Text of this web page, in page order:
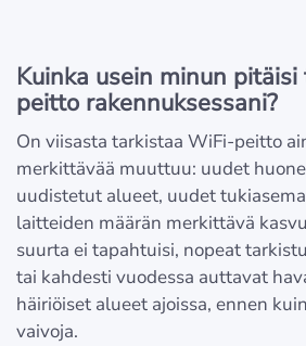
Kuinka usein minun
peitto rakennuksessani?
On viisasta tarkistaa WiFi-peitto
merkittävää muuttuu: uudet
uudistetut alueet, uudet
laitteiden määrän merkittävä
suurta ei tapahtuisi, nopeat
tai kahdesti vuodessa auttavat
häiriöiset alueet ajoissa, ennen
vaivoja.